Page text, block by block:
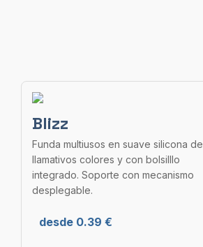
Blizz
Funda multiusos en suave silicona de
llamativos colores y con bolsilllo
integrado. Soporte con mecanismo
desplegable.
desde 0.39 €